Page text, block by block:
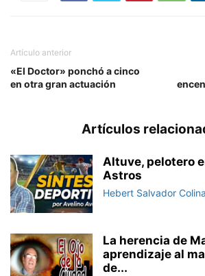
Artículo anterior
«El Doctor» ponchó a cinco
en otra gran actuación
Artículos
Altuve, pelotero
Astros
Hebert Salvador Colina
La herencia de
aprendizaje al
de...